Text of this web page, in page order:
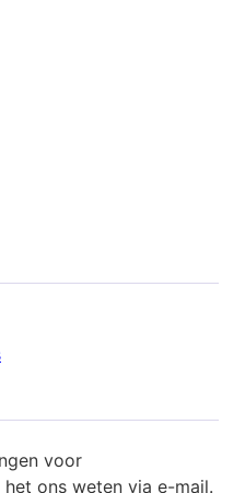
voor
ons weten via e-mail.